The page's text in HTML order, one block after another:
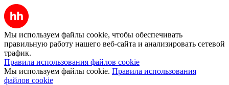
Мы используем файлы cookie, чтобы обеспечивать
правильную работу нашего веб-сайта и анализировать сетевой
трафик.
Правила использования файлов cookie
Мы используем файлы cookie. Правила использования
файлов cookie